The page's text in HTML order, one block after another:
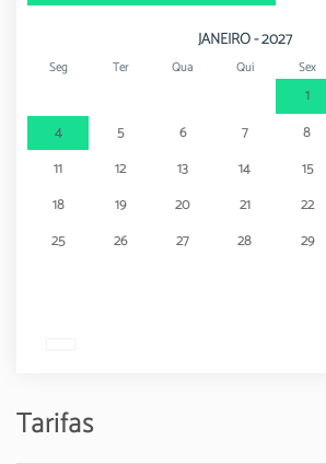
JANEIRO - 2027
Seg Ter Qua Qui Sex
1
4
5 6 7 8
11
12 13 14 15
18
19 20 21 22
25
26 27 28 29
Tarifas